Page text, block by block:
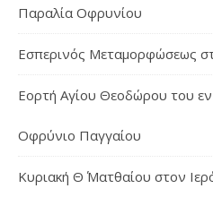
Παραλία Οφρυνίου
Εσπερινός Μεταμορφώσεως
Εορτή Αγίου Θεοδώρου του
Οφρύνιο Παγγαίου
Κυριακή Θ΄ Ματθαίου στον